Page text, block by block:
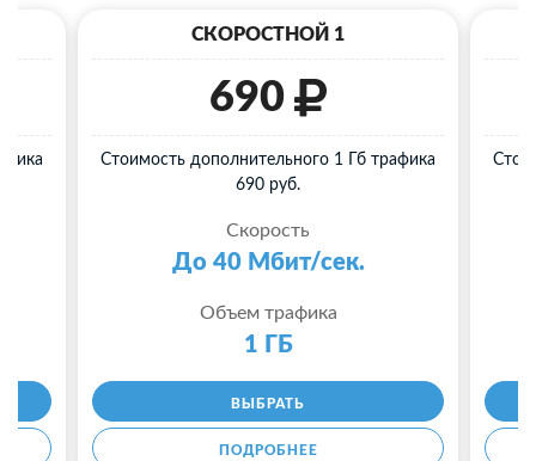
СКОРОСТНОЙ 1
690
Стоимость дополнительного 1 Гб трафика
690 руб.
Скорость
До 40 Мбит/сек.
Объем трафика
1 ГБ
ВЫБРАТЬ
ПОДРОБНЕЕ